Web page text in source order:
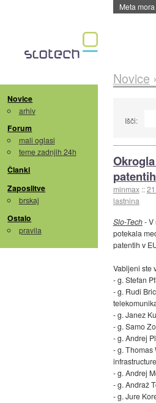
Meta
Novice
arhiv
Forum
mali oglasi
teme zadnjih 24h
Članki
Zaposlitve
brskaj
Ostalo
pravila
Novice
Išči:
patentih
minmax ::
lastnina
Slo-Tech- V
potekala
patentih v
Vabljeni ste
- g. Stefan
- g. Rudi
- g. Janez
- g. Samo
- g. Andrej
- g. Thomas
infrastructure
- g. Andrej
- g. Andraž
- g. Jure